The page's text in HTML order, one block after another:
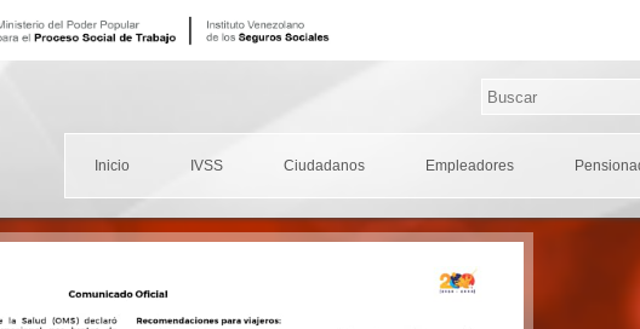
Inicio IVSS Ciudadanos Empleadores